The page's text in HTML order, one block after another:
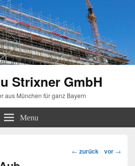
Strixner GmbH
aus München für ganz Bayern
Menu
Beitragsnavigation
← zurück vor →